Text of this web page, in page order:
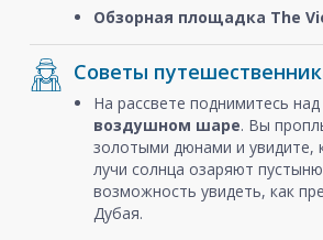
Обзорная площадка The
Советы
На рассвете поднимитесь
воздушном шаре. Вы
золотыми дюнами и увидите,
лучи солнца озаряют
возможность увидеть, как
Дубая.